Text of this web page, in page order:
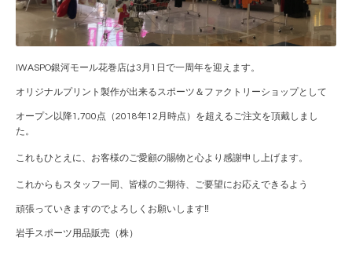
IWASPO銀河モール花巻店は3月1日で一周年を迎えます。
オリジナルプリント製作が出来るスポーツ＆ファクトリーショップとして
オープン以降1,700点（2018年12月時点）を超えるご注文を頂戴しまし
た。
これもひとえに、お客様のご愛顧の賜物と心より感謝申し上げます。
これからもスタッフ一同、皆様のご期待、ご要望にお応えできるよう
頑張っていきますのでよろしくお願いします‼
岩手スポーツ用品販売（株）